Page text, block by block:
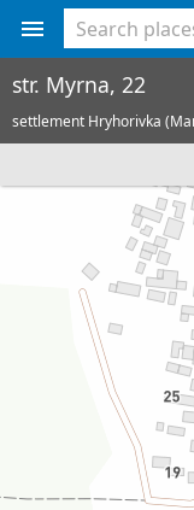
str. Myrna, 22
settlement Hryhorivka
<%